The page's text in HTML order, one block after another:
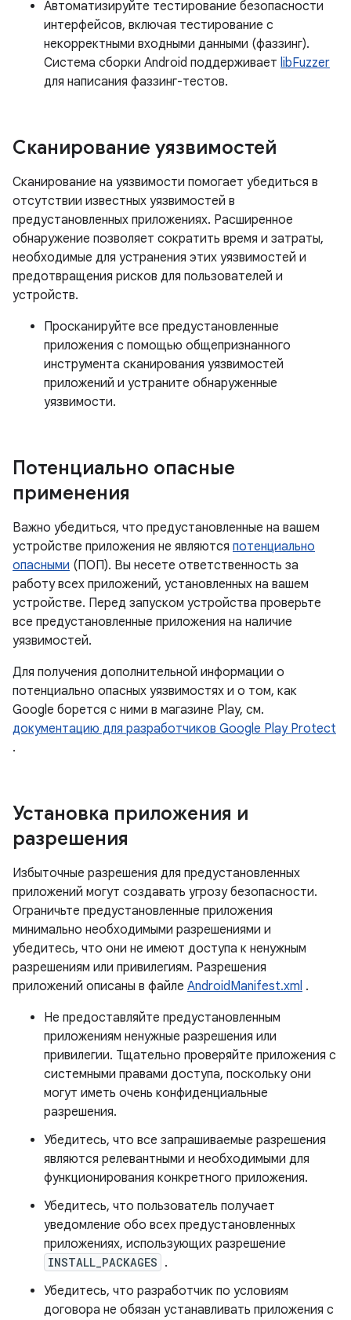
Автоматизируйте тестирование безопасности
интерфейсов, включая тестирование с
некорректными входными данными (фаззинг).
Система сборки Android поддерживает libFuzzer
для написания фаззинг-тестов.
Сканирование уязвимостей
Сканирование на уязвимости помогает убедиться в
отсутствии известных уязвимостей в
предустановленных приложениях. Расширенное
обнаружение позволяет сократить время и затраты,
необходимые для устранения этих уязвимостей и
предотвращения рисков для пользователей и
устройств.
Просканируйте все предустановленные
приложения с помощью общепризнанного
инструмента сканирования уязвимостей
приложений и устраните обнаруженные
уязвимости.
Потенциально опасные
применения
Важно убедиться, что предустановленные на вашем
устройстве приложения не являются потенциально
опасными (ПОП). Вы несете ответственность за
работу всех приложений, установленных на вашем
устройстве. Перед запуском устройства проверьте
все предустановленные приложения на наличие
уязвимостей.
Для получения дополнительной информации о
потенциально опасных уязвимостях и о том, как
Google борется с ними в магазине Play, см.
документацию для разработчиков Google Play Protect
.
Установка приложения и
разрешения
Избыточные разрешения для предустановленных
приложений могут создавать угрозу безопасности.
Ограничьте предустановленные приложения
минимально необходимыми разрешениями и
убедитесь, что они не имеют доступа к ненужным
разрешениям или привилегиям. Разрешения
приложений описаны в файле AndroidManifest.xml .
Не предоставляйте предустановленным
приложениям ненужные разрешения или
привилегии. Тщательно проверяйте приложения с
системными правами доступа, поскольку они
могут иметь очень конфиденциальные
разрешения.
Убедитесь, что все запрашиваемые разрешения
являются релевантными и необходимыми для
функционирования конкретного приложения.
Убедитесь, что пользователь получает
уведомление обо всех предустановленных
приложениях, использующих разрешение
INSTALL_PACKAGES .
Убедитесь, что разработчик по условиям
договора не обязан устанавливать приложения с